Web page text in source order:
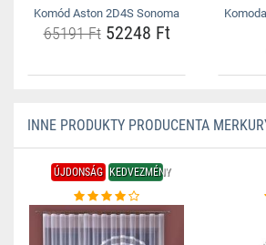
Komód Aston 2D4S Sonoma
65191 Ft52248 Ft
INNE PRODUKTY PRODUCENTA
ÚJDONSÁG KEDVEZMÉNY